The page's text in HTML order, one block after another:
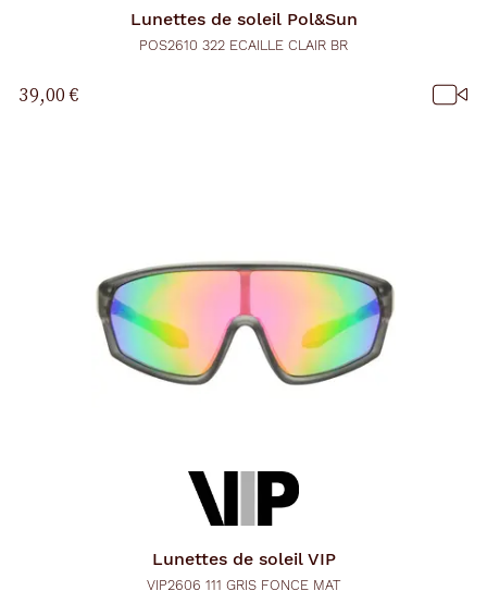
Lunettes de soleil Pol&Sun
POS2610 322 ECAILLE CLAIR BR
39,00 €
Lunettes de soleil VIP
VIP2606 111 GRIS FONCE MAT